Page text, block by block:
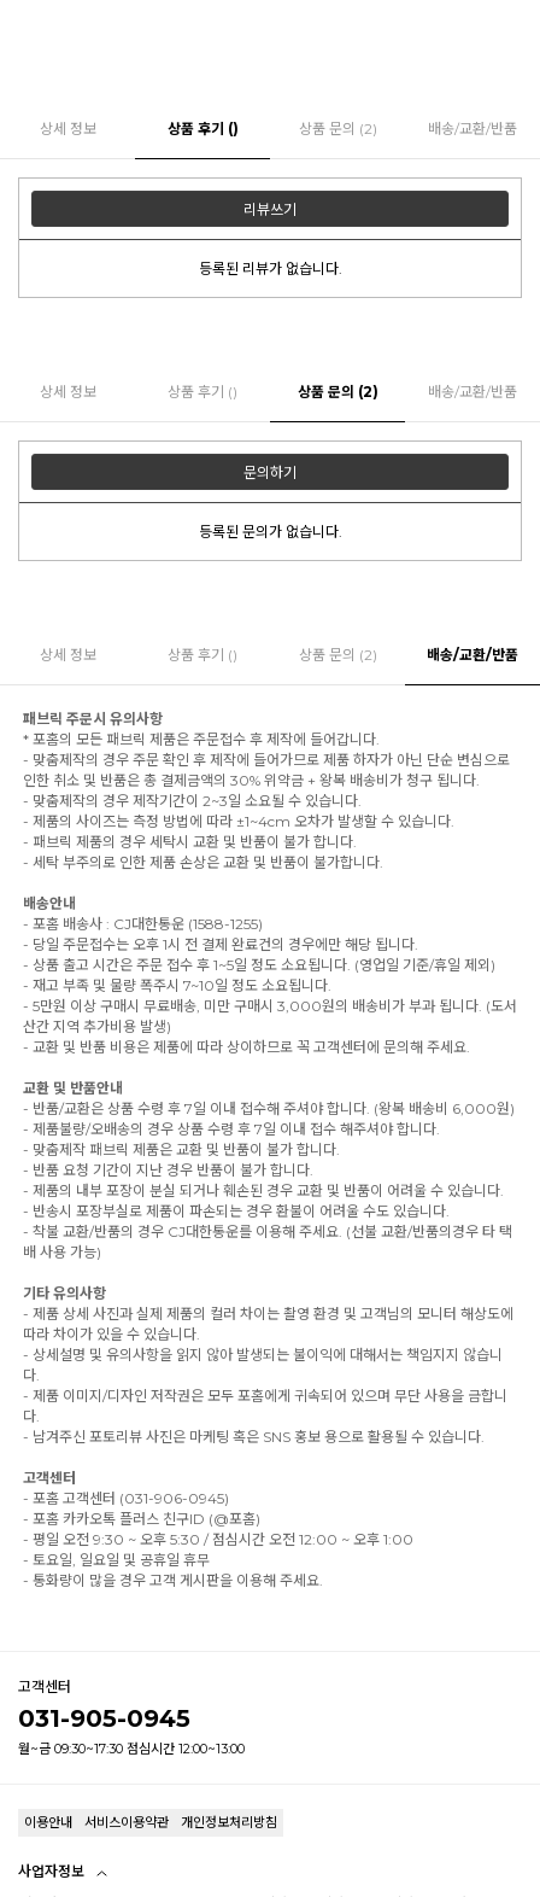
상세 정보 상품 후기 () 상품 문의 (2) 배송/교환/반품
리뷰쓰기
등록된 리뷰가 없습니다.
상세 정보 상품 후기 () 상품 문의 (2) 배송/교환/반품
문의하기
등록된 문의가 없습니다.
상세 정보 상품 후기 () 상품 문의 (2) 배송/교환/반품
패브릭 주문시 유의사항
* 포홈의 모든 패브릭 제품은 주문접수 후 제작에 들어갑니다.
- 맞춤제작의 경우 주문 확인 후 제작에 들어가므로 제품 하자가 아닌 단순 변심으로
인한 취소 및 반품은 총 결제금액의 30% 위약금 + 왕복 배송비가 청구 됩니다.
- 맞춤제작의 경우 제작기간이 2~3일 소요될 수 있습니다.
- 제품의 사이즈는 측정 방법에 따라 ±1~4cm 오차가 발생할 수 있습니다.
- 패브릭 제품의 경우 세탁시 교환 및 반품이 불가 합니다.
- 세탁 부주의로 인한 제품 손상은 교환 및 반품이 불가합니다.
배송안내
- 포홈 배송사 : CJ대한통운 (1588-1255)
- 당일 주문접수는 오후 1시 전 결제 완료건의 경우에만 해당 됩니다.
- 상품 출고 시간은 주문 접수 후 1~5일 정도 소요됩니다. (영업일 기준/휴일 제외)
- 재고 부족 및 물량 폭주시 7~10일 정도 소요됩니다.
- 5만원 이상 구매시 무료배송, 미만 구매시 3,000원의 배송비가 부과 됩니다. (도서
산간 지역 추가비용 발생)
- 교환 및 반품 비용은 제품에 따라 상이하므로 꼭 고객센터에 문의해 주세요.
교환 및 반품안내
- 반품/교환은 상품 수령 후 7일 이내 접수해 주셔야 합니다. (왕복 배송비 6,000원)
- 제품불량/오배송의 경우 상품 수령 후 7일 이내 접수 해주셔야 합니다.
- 맞춤제작 패브릭 제품은 교환 및 반품이 불가 합니다.
- 반품 요청 기간이 지난 경우 반품이 불가 합니다.
- 제품의 내부 포장이 분실 되거나 훼손된 경우 교환 및 반품이 어려울 수 있습니다.
- 반송시 포장부실로 제품이 파손되는 경우 환불이 어려울 수도 있습니다.
- 착불 교환/반품의 경우 CJ대한통운를 이용해 주세요. (선불 교환/반품의경우 타 택
배 사용 가능)
기타 유의사항
- 제품 상세 사진과 실제 제품의 컬러 차이는 촬영 환경 및 고객님의 모니터 해상도에
따라 차이가 있을 수 있습니다.
- 상세설명 및 유의사항을 읽지 않아 발생되는 불이익에 대해서는 책임지지 않습니
다.
- 제품 이미지/디자인 저작권은 모두 포홈에게 귀속되어 있으며 무단 사용을 금합니
다.
- 남겨주신 포토리뷰 사진은 마케팅 혹은 SNS 홍보 용으로 활용될 수 있습니다.
고객센터
- 포홈 고객센터 (031-906-0945)
- 포홈 카카오톡 플러스 친구ID (@포홈)
- 평일 오전 9:30 ~ 오후 5:30 / 점심시간 오전 12:00 ~ 오후 1:00
- 토요일, 일요일 및 공휴일 휴무
- 통화량이 많을 경우 고객 게시판을 이용해 주세요.
고객센터
031-905-0945
월~금 09:30~17:30 점심시간 12:00~13:00
이용안내 서비스이용약관 개인정보처리방침
사업자정보